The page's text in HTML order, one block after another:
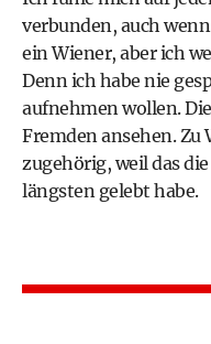
verbunden, auch
ein Wiener, aber ich
Denn ich habe nie
aufnehmen wollen.
Fremden ansehen. Zu
zugehörig, weil das
längsten gelebt habe.